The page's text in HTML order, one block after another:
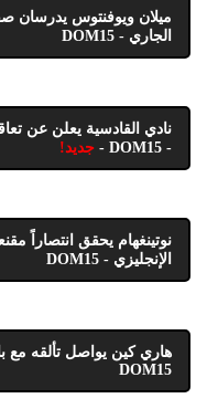
ميلان ويوفنتوس يدرسان
الجاري - DOM15
نادي القادسية يعلن عن
- DOM15 -
جديد!
نوتينغهام يحقق انتصاراً
الإنجليزي - DOM15
هاري كين يواصل تألقه مع
DOM15